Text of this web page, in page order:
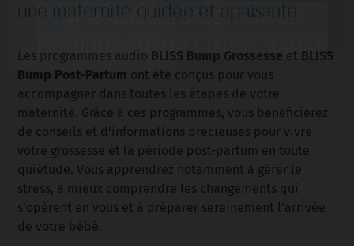
une maternité guidée et apaisante
Les programmes audio BLISS Bump Grossesse et BLISS
Bump Post-Partum ont été conçus pour vous
accompagner dans toutes les étapes de votre
maternité. Grâce à ces programmes, vous bénéficierez
de conseils et d'informations précieuses pour vivre
votre grossesse et la période post-partum en toute
quiétude. Vous apprendrez notamment à gérer le
stress, à mieux comprendre les changements qui
s'opèrent en vous et à préparer sereinement l'arrivée
de votre bébé.
NOUVELLE SELECTION DE
PRODUITS COFFRET JEUNE MAMAN